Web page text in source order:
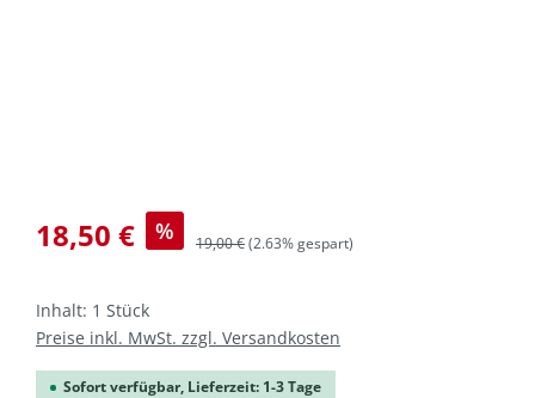
18,50 € % Regulärer Preis:
19,00 €(2.63% gespart)
Inhalt: 1 Stück
Preise inkl. MwSt. zzgl. Versandkosten
Sofort verfügbar, Lieferzeit: 1-3 Tage